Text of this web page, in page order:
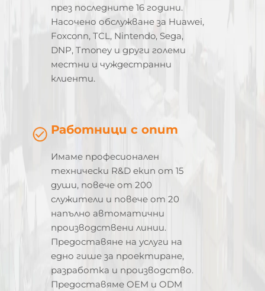
през последните 16 години.
Насочено обслужване за Huawei,
Foxconn, TCL, Nintendo, Sega,
DNP, Tmoney и други големи
местни и чуждестранни
клиенти.
Работници с опит
Имаме професионален
технически R&D екип от 15
души, повече от 200
служители и повече от 20
напълно автоматични
производствени линии.
Предоставяне на услуги на
едно гише за проектиране,
разработка и производство.
Предоставяме OEM и ODM